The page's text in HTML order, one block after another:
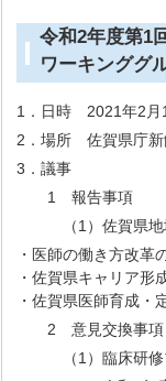
令和2年度第1
ワーキンググ
1．日時 2021年2
2．場所 佐賀県庁新
3．議事
1 報告事項
（1）佐賀県地域
・医師の働き方改革
・佐賀県キャリア形
・佐賀県医師育成・
2 意見交換事項
（1）臨床研修プ